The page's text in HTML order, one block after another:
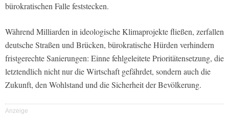
bürokratischen Falle feststecken.
Während Milliarden in ideologische Klimaprojekte fließen, zerfallen
deutsche Straßen und Brücken, bürokratische Hürden verhindern
fristgerechte Sanierungen: Einne fehlgeleitete Prioritätensetzung, die
letztendlich nicht nur die Wirtschaft gefährdet, sondern auch die
Zukunft, den Wohlstand und die Sicherheit der Bevölkerung.
Anzeige